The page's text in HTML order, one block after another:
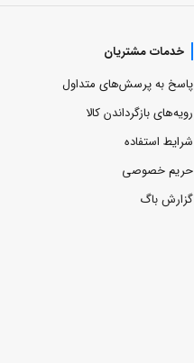
خدمات مشتریان
پاسخ به پرسش‌های متداول
رویه‌های بازگرداندن کالا
شرایط استفاده
حریم خصوصی
گزارش باگ